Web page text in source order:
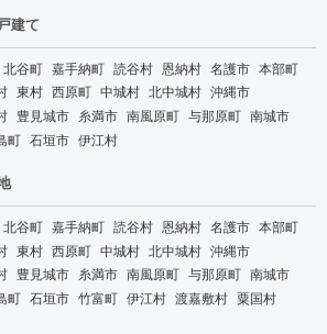
建て
北谷町 嘉手納町 読谷村 恩納村 名護市 本部町
東村 西原町 中城村 北中城村 沖縄市
豊見城市 糸満市 南風原町 与那原町 南城市
町 石垣市 伊江村
北谷町 嘉手納町 読谷村 恩納村 名護市 本部町
東村 西原町 中城村 北中城村 沖縄市
豊見城市 糸満市 南風原町 与那原町 南城市
町 石垣市 竹富町 伊江村 渡嘉敷村 粟国村